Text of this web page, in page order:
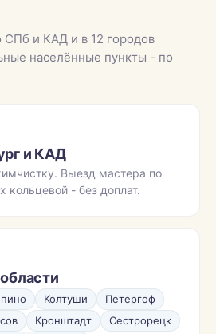
СПб и КАД и в 12 городов
населённые пункты - по
и КАД
Выезд мастера по
кольцевой - без доплат.
Колтуши
Петергоф
Кронштадт
Сестрорецк